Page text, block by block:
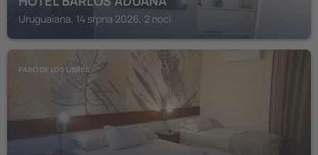
Uruguaiana, 14 srpna 2026, 2 noci
PASO DE LOS LIBRES